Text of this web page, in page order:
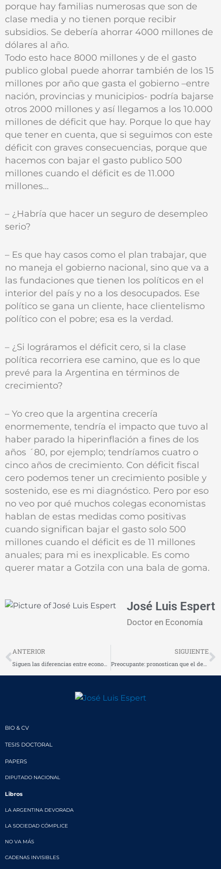
porque hay familias numerosas que son de
clase media y no tienen porque recibir
subsidios. Se debería ahorrar 4000 millones de
dólares al año.
Todo esto hace 8000 millones y de el gasto
publico global puede ahorrar también de los 15
millones por año que gasta el gobierno –entre
nación, provincias y municipios- podría bajarse
otros 2000 millones y así llegamos a los 10.000
millones de déficit que hay. Porque lo que hay
que tener en cuenta, que si seguimos con este
déficit con graves consecuencias, porque que
hacemos con bajar el gasto publico 500
millones cuando el déficit es de 11.000
millones…
– ¿Habría que hacer un seguro de desempleo
serio?
– Es que hay casos como el plan trabajar, que
no maneja el gobierno nacional, sino que va a
las fundaciones que tienen los políticos en el
interior del país y no a los desocupados. Ese
político se gana un cliente, hace clientelismo
político con el pobre; esa es la verdad.
– ¿Si lográramos el déficit cero, si la clase
política recorriera ese camino, que es lo que
prevé para la Argentina en términos de
crecimiento?
– Yo creo que la argentina crecería
enormemente, tendría el impacto que tuvo al
haber parado la hiperinflación a fines de los
años ´80, por ejemplo; tendríamos cuatro o
cinco años de crecimiento. Con déficit fiscal
cero podemos tener un crecimiento posible y
sostenido, ese es mi diagnóstico. Pero por eso
no veo por qué muchos colegas economistas
hablan de estas medidas como positivas
cuando significan bajar el gasto solo 500
millones cuando el déficit es de 11 millones
anuales; para mi es inexplicable. Es como
querer matar a Gotzila con una bala de goma.
José Luis Espert
Doctor en Economía
Prev
ANTERIOR
Siguen las diferencias entre economistas
SIGUIENTE
Preocupante: pronostican que el desempleo en mayo superará 14%
BIO & CV
TESIS DOCTORAL
PAPERS
DIPUTADO NACIONAL
Libros
LA ARGENTINA DEVORADA
LA SOCIEDAD CÓMPLICE
NO VA MÁS
CADENAS INVISIBLES